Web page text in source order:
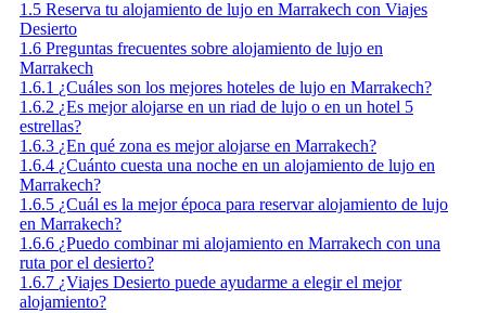
1.5 Reserva tu alojamiento de lujo en Marrakech con Viajes
Desierto
1.6 Preguntas frecuentes sobre alojamiento de lujo en
Marrakech
1.6.1 ¿Cuáles son los mejores hoteles de lujo en Marrakech?
1.6.2 ¿Es mejor alojarse en un riad de lujo o en un hotel 5
estrellas?
1.6.3 ¿En qué zona es mejor alojarse en Marrakech?
1.6.4 ¿Cuánto cuesta una noche en un alojamiento de lujo en
Marrakech?
1.6.5 ¿Cuál es la mejor época para reservar alojamiento de lujo
en Marrakech?
1.6.6 ¿Puedo combinar mi alojamiento en Marrakech con una
ruta por el desierto?
1.6.7 ¿Viajes Desierto puede ayudarme a elegir el mejor
alojamiento?